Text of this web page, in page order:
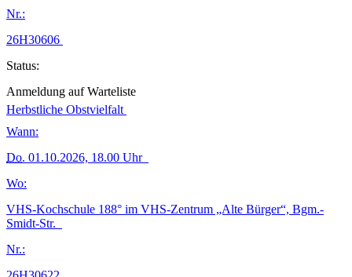
Nr.:
26H30606
Status:
Anmeldung auf Warteliste
Herbstliche Obstvielfalt
Wann:
Do. 01.10.2026, 18.00 Uhr
Wo:
VHS-Kochschule 188° im VHS-Zentrum „Alte Bürger“, Bgm.-
Smidt-Str.
Nr.: